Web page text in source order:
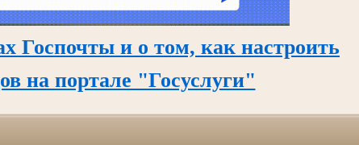
Госпочты и о том, как настроить
на портале "Госуслуги"